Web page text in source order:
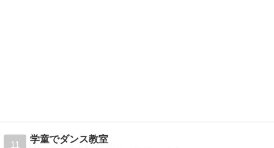
11
学童でダンス教室